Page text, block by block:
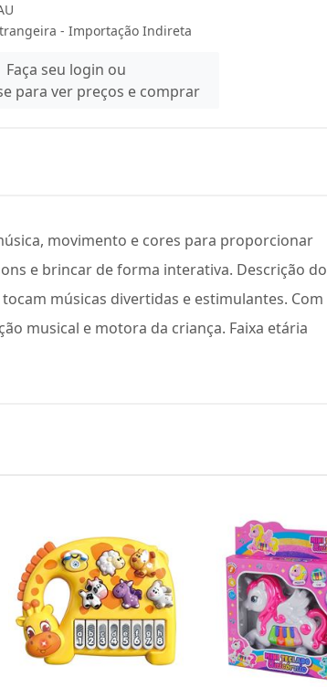
- Importação Indireta
Faça seu login ou
para ver preços e comprar
movimento e cores para proporcionar
e brincar de forma interativa. Descrição do
músicas divertidas e estimulantes. Com
musical e motora da criança. Faixa etária